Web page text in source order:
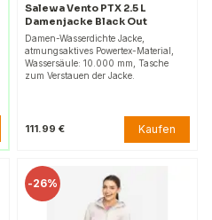
Salewa Vento PTX 2.5 L
Damenjacke Black Out
Damen-Wasserdichte Jacke,
atmungsaktives Powertex-Material,
Wassersäule: 10.000 mm, Tasche
zum Verstauen der Jacke.
111.99 € Kaufen
-26%